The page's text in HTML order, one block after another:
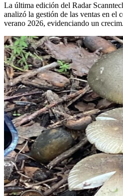
La última edición del Radar
analizó la gestión de las ventas en el
verano 2026, evidenciando un